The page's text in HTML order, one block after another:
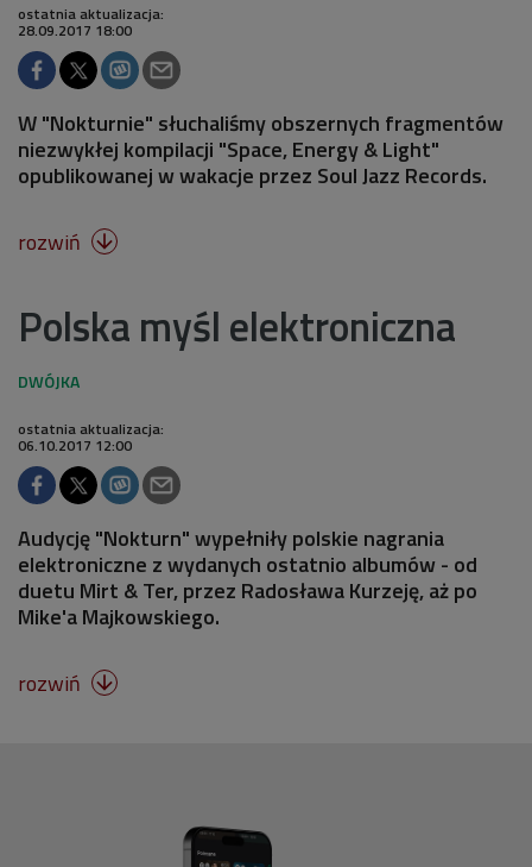
ostatnia aktualizacja:
28.09.2017 18:00
W "Nokturnie" słuchaliśmy obszernych fragmentów
niezwykłej kompilacji "Space, Energy & Light"
opublikowanej w wakacje przez Soul Jazz Records.
rozwiń 
Polska myśl elektroniczna
ostatnia aktualizacja:
06.10.2017 12:00
Audycję "Nokturn" wypełniły polskie nagrania
elektroniczne z wydanych ostatnio albumów - od
duetu Mirt & Ter, przez Radosława Kurzeję, aż po
Mike'a Majkowskiego.
rozwiń 